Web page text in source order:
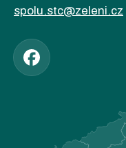
spolu.stc@zeleni.cz